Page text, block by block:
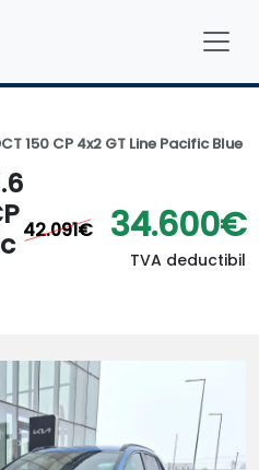
150 CP 4x2 GT Line Pacific Blue
42.091€ 34.600€
TVA deductibil